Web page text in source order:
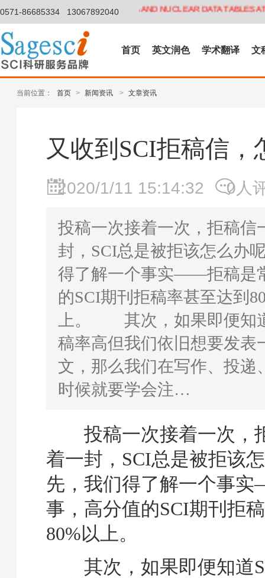
0571-86685334 13067892040
学被期刊ATOMIC DATA AND NUCLEAR DATA TABLES ATOM
首页 英文润色 学术翻译 文
当前位置： 首页 > 新闻资讯 > 文章资讯
又收到SCI拒稿信，
2020/1/11 15:14:32 0人
投稿一次接着一次，拒稿信
封，SCI总是被拒该怎么办
得了解一个事实——拒稿是
的SCI期刊拒稿率甚至达到
上。 其次，如果即便知
稿率高但我们依旧想要发表
文，那么我们在写作、投递
时候就要学会注…
投稿一次接着一次，
着一封，SCI总是被拒该
先，我们得了解一个事
事，高分值的SCI期刊拒
80%以上。
其次，如果即便知道